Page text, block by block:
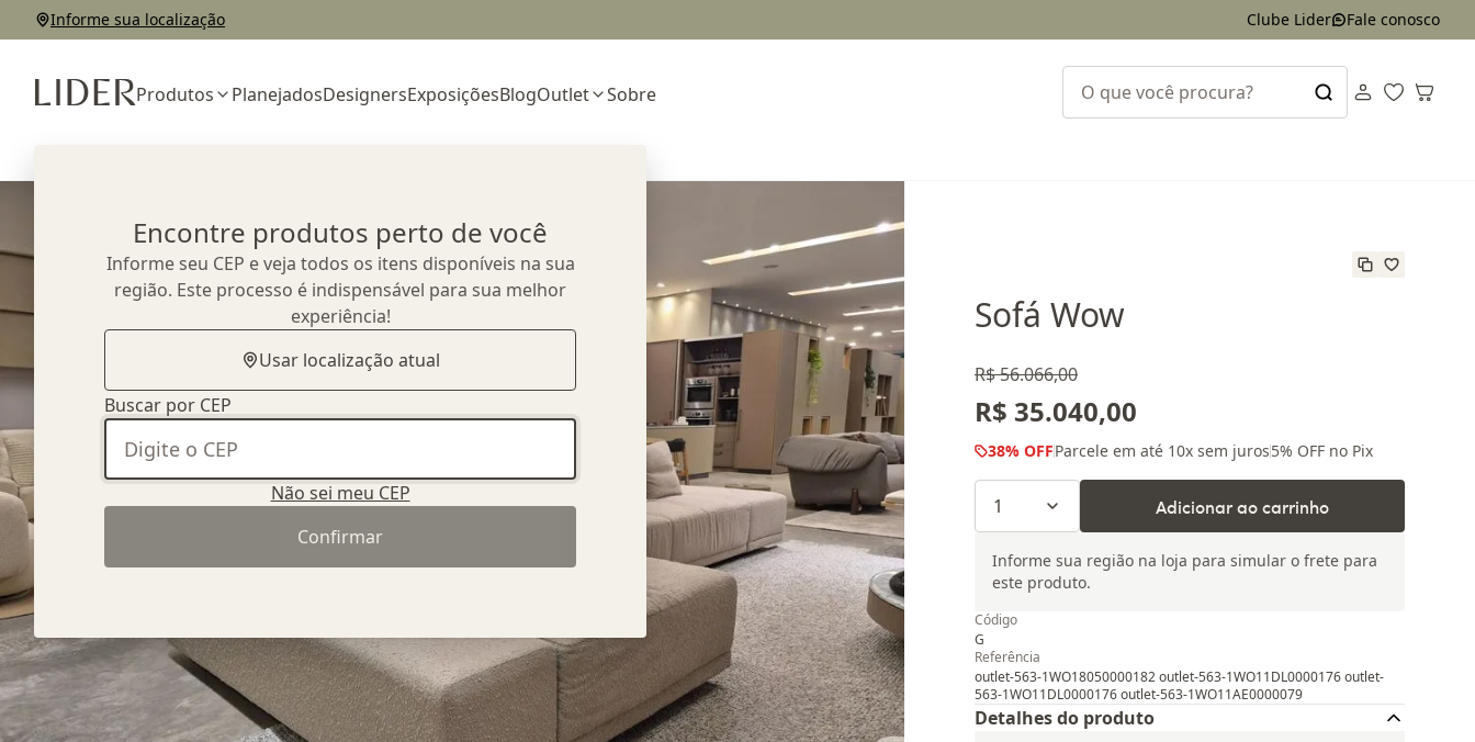
Informe sua localização Clube Lider Fale conosco
Produtos PlanejadosDesignersExposiçõesBlogOutlet Sobre
Encontre produtos perto de você
Informe seu CEP e veja todos os itens disponíveis na sua
região. Este processo é indispensável para sua melhor
experiência!
Usar localização atual
Buscar por CEP
Não sei meu CEP
Confirmar
Sofá Wow
R$ 56.066,00
R$ 35.040,00
38% OFFParcele em até 10x sem juros5% OFF no Pix
1 Adicionar ao carrinho
Informe sua região na loja para simular o frete para
este produto.
Código
G
Referência
outlet-563-1WO18050000182 outlet-563-1WO11DL0000176 outlet-
563-1WO11DL0000176 outlet-563-1WO11AE0000079
Detalhes do produto